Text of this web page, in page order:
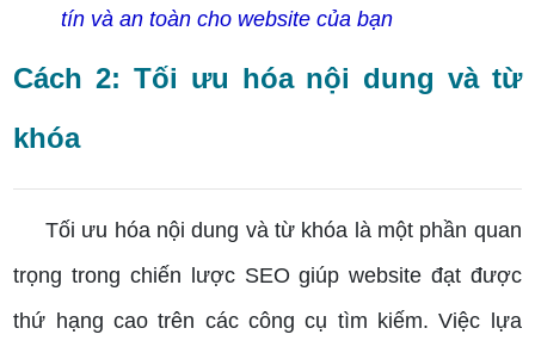
tín và an toàn cho website của bạn
Cách 2: Tối ưu hóa nội dung và từ
khóa
Tối ưu hóa nội dung và từ khóa là một phần quan
trọng trong chiến lược SEO giúp website đạt được
thứ hạng cao trên các công cụ tìm kiếm. Việc lựa